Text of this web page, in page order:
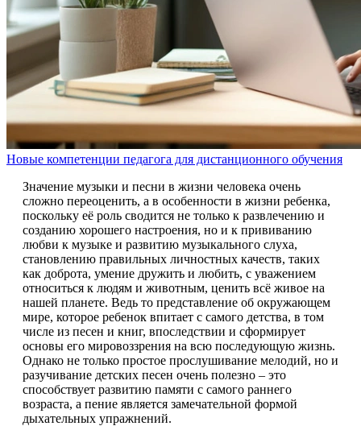
Новые компетенции педагога для дистанционного обучения
Значение музыки и песни в жизни человека очень
сложно переоценить, а в особенности в жизни ребенка,
поскольку её роль сводится не только к развлечению и
созданию хорошего настроения, но и к прививанию
любви к музыке и развитию музыкального слуха,
становлению правильных личностных качеств, таких
как доброта, умение дружить и любить, с уважением
относиться к людям и животным, ценить всё живое на
нашей планете. Ведь то представление об окружающем
мире, которое ребенок впитает с самого детства, в том
числе из песен и книг, впоследствии и сформирует
основы его мировоззрения на всю последующую жизнь.
Однако не только простое прослушивание мелодий, но и
разучивание детских песен очень полезно – это
способствует развитию памяти с самого раннего
возраста, а пение является замечательной формой
дыхательных упражнений.